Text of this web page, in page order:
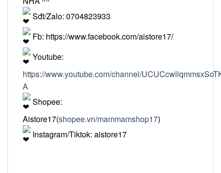
Sđt/Zalo: 0704823933
Fb: https://www.facebook.com/aistore17/
Youtube:
https://www.youtube.com/channel/
A
Shopee:
Aistore17(shopee.vn/mammamshop17)
Instagram/Tiktok: aistore17